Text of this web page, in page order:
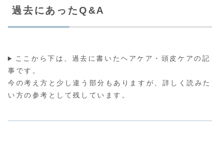
過去にあったQ&A
ここから下は、過去に書いたヘアケア・頭皮ケアの記
事です。
今の考え方と少し違う部分もありますが、詳しく読みた
い方の参考として残しています。